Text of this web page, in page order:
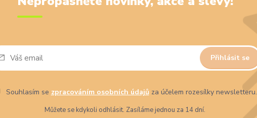
Přihlásit se
Souhlasím se zpracováním osobních údajůza účelem rozesílky newsletteru.
Můžete se kdykoli odhlásit. Zasíláme jednou za 14 dní.